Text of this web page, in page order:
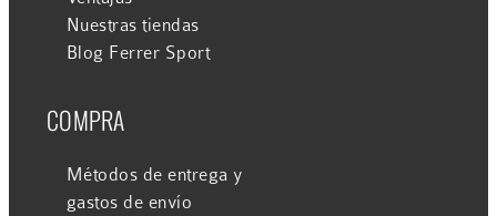
Nuestras tiendas
Blog Ferrer Sport
COMPRA
Métodos de entrega y
gastos de envío